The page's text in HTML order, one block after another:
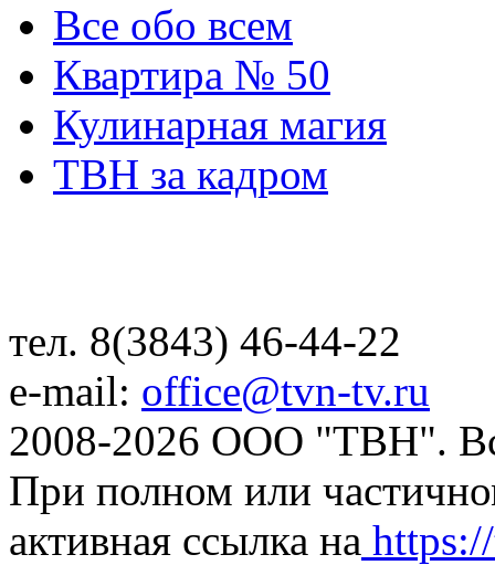
Все обо всем
Квартира № 50
Кулинарная магия
ТВН за кадром
тел. 8(3843) 46-44-22
e-mail: office@tvn-tv.ru
2008-2026 ООО "ТВН".
При полном или
активная ссылка на